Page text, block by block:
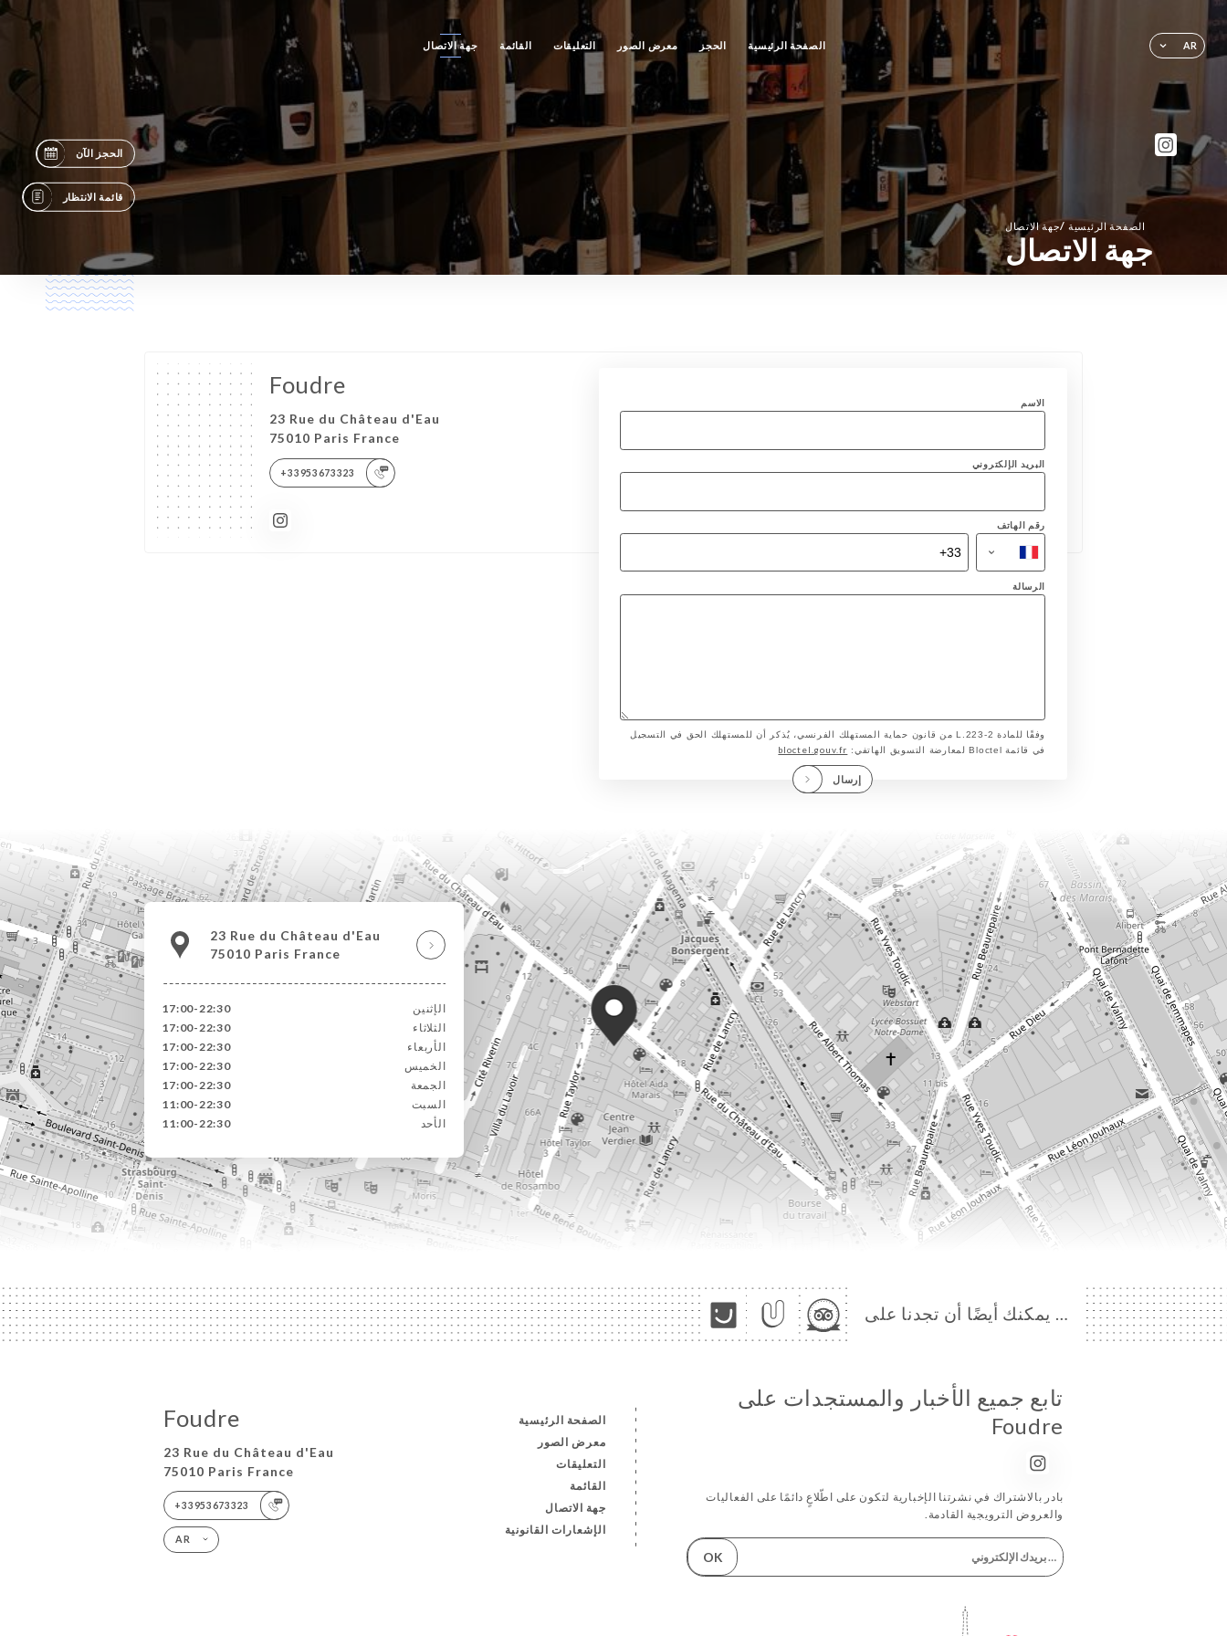
AR الصفحة الرئيسية الحجز معرض الصور التعليقات القائمة جهة الاتصال
الحجز الآن
قائمة الانتظار
الصفحة الرئيسية /جهة الاتصال
جهة الاتصال
Foudre
23 Rue du Château d'Eau
75010 Paris France
+33953673323
الاسم
البريد الإلكتروني
رقم الهاتف
الرسالة
وفقًا للمادة L.223-2 من قانون حماية المستهلك الفرنسي، يُذكر أن للمستهلك الحق في التسجيل
في قائمة Bloctel لمعارضة التسويق الهاتفي:
bloctel.gouv.fr
إرسال
23 Rue du Château d'Eau
75010 Paris France
الإثنين
17:00-22:30
الثلاثاء
17:00-22:30
الأربعاء
17:00-22:30
الخميس
17:00-22:30
الجمعة
17:00-22:30
السبت
11:00-22:30
الأحد
11:00-22:30
… يمكنك أيضًا أن تجدنا على
Foudre
23 Rue du Château d'Eau
75010 Paris France
+33953673323
AR
الصفحة الرئيسية
معرض الصور
التعليقات
القائمة
جهة الاتصال
الإشعارات القانونية
تابع جميع الأخبار والمستجدات على
Foudre
بادر بالاشتراك في نشرتنا الإخبارية لتكون على اطّلاعٍ دائمًا على الفعاليات
والعروض الترويجية القادمة.
OK